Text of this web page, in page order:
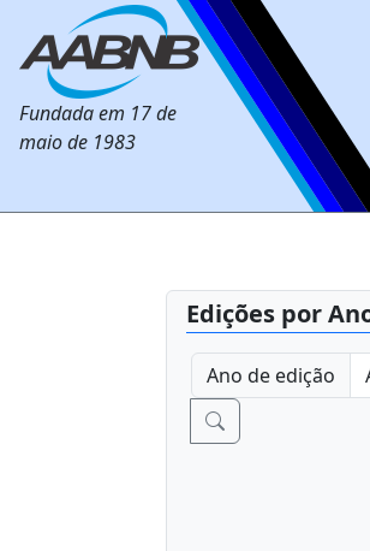
Fundada em 17 de
maio de 1983
Edições por
Ano de edição